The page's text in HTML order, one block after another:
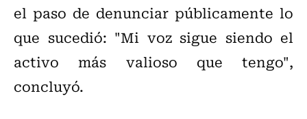
el paso de denunciar públicamente lo
que sucedió: "Mi voz sigue siendo el
activo más valioso que tengo",
concluyó.